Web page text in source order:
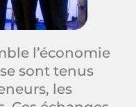
l’économie
sont tenus
les